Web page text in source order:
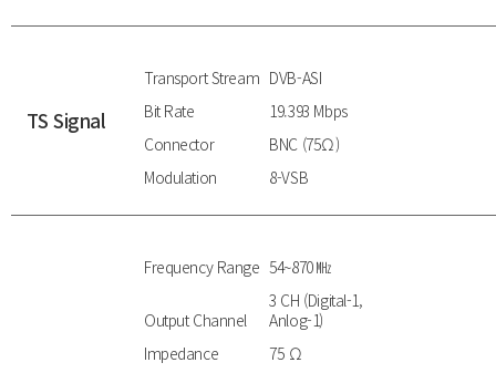
TS Signal
Transport Stream DVB-ASI
Bit Rate
19.393 Mbps
Connector
BNC (75Ω)
Modulation
8-VSB
Frequency Range 54~870 ㎒
Output Channel
3 CH (Digital-1,
Anlog-1)
Impedance
75 Ω